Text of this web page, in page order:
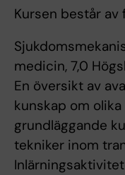
Kursen består av
medicin, 7,0
En översikt av
kunskap om
grundläggande
tekniker inom